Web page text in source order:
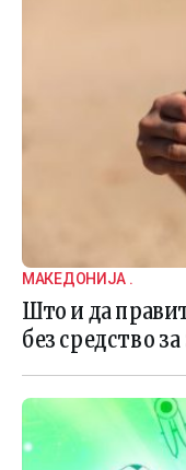
МАКЕДОНИЈА .
Што и да
без средство